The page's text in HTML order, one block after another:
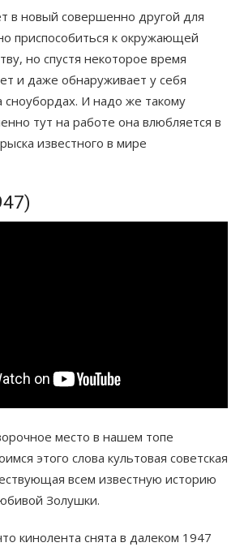
в новый совершенно другой для
приспособиться к окружающей
но спустя некоторое время
и даже обнаруживает у себя
сноубордах. И надо же такому
тут на работе она влюбляется в
известного в мире
место в нашем топе
этого слова культовая советская
всем известную историю
Золушки.
кинолента снята в далеком 1947